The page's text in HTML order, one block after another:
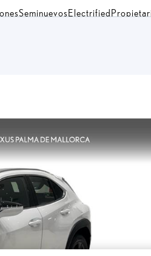
SeminuevosElectrified